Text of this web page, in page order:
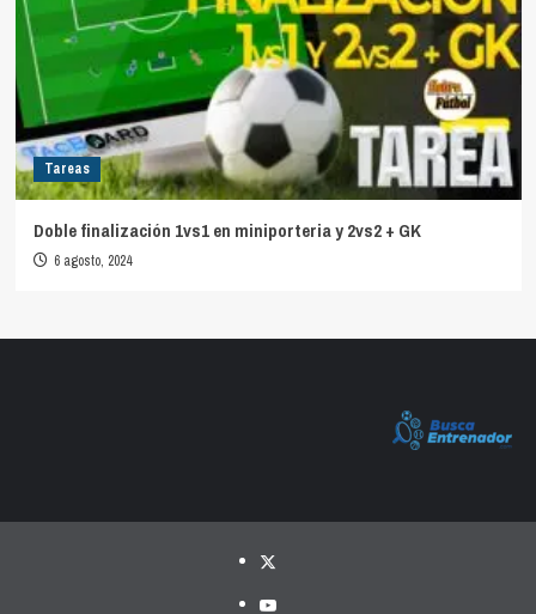
Tareas
Doble finalización 1vs1 en miniporteria y 2vs2 + GK
6 agosto, 2024
Twitter
YouTube